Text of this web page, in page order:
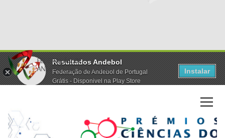
Resultados Andebol
Federação de Andebol de Portugal
Grátis - Disponivel na Play Store
Instalar